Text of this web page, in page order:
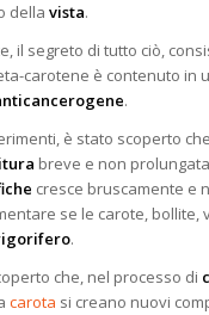
della vista.
il segreto di tutto ciò,
carotene è contenuto in
.
è stato scoperto
breve e non
cresce bruscamente e
se le carote, bollite,
.
che, nel processo di
carota si creano nuovi